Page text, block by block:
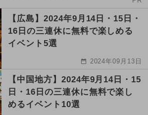
【広島】2024年9月14日・15日・
16日の三連休に無料で楽しめる
イベント5選
2024年09月13日
【中国地方】2024年9月14日・15
日・16日の三連休に無料で楽し
めるイベント10選